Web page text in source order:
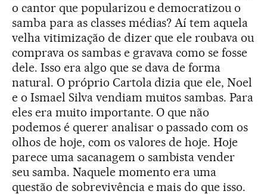
o cantor que popularizou e democratizou o
samba para as classes médias? Aí tem aquela
velha vitimização de dizer que ele roubava ou
comprava os sambas e gravava como se fosse
dele. Isso era algo que se dava de forma
natural. O próprio Cartola dizia que ele, Noel
e o Ismael Silva vendiam muitos sambas. Para
eles era muito importante. O que não
podemos é querer analisar o passado com os
olhos de hoje, com os valores de hoje. Hoje
parece uma sacanagem o sambista vender
seu samba. Naquele momento era uma
questão de sobrevivência e mais do que isso.